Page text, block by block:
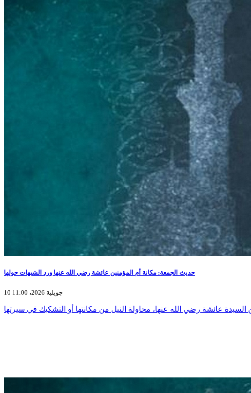
حديث الجمعة: مكانة أم المؤمنين عائشة رضي الله عنها ورد الشبهات حولها
10 جويلية 2026، 11:00